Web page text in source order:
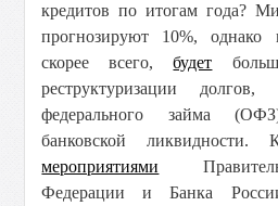
кредитов по итогам года?
прогнозируют 10%, однако
скорее всего,будет
реструктуризации
федерального займа
банковской ликвидности.
мероприятиями
Федерации и Банка